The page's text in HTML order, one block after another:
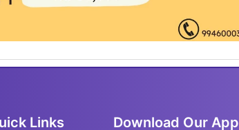
Links Download Our App